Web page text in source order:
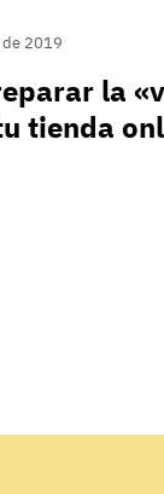
2019
la
tienda